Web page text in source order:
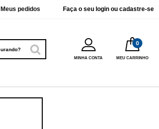
Faça o seu login ou cadastre-se
Meus pedidos
MEU CARRINHO
MINHA CONTA